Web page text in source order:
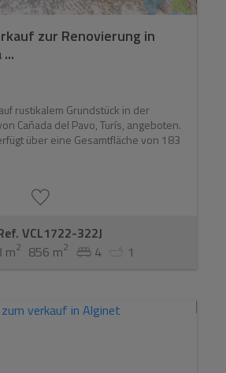
zur Renovierung in
rustikalem Grundstück in der
Cañada del Pavo, Turís, angeboten.
über eine Gesamtfläche von 183
VCL1722-322J
m2 856 m2 4 1